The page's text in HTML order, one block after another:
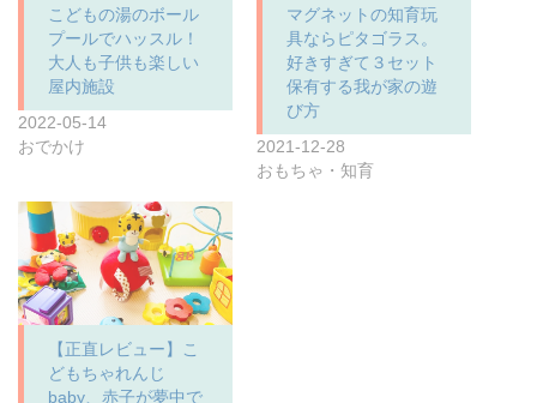
こどもの湯のボール
プールでハッスル！
大人も子供も楽しい
屋内施設
2022-05-14
おでかけ
マグネットの知育玩
具ならピタゴラス。
好きすぎて３セット
保有する我が家の遊
び方
2021-12-28
おもちゃ・知育
【正直レビュー】こ
どもちゃれんじ
baby、赤子が夢中で